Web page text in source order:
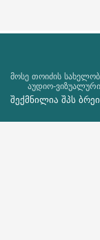
მოსე თოიძის
აუდიო-
შექმნილია შპს